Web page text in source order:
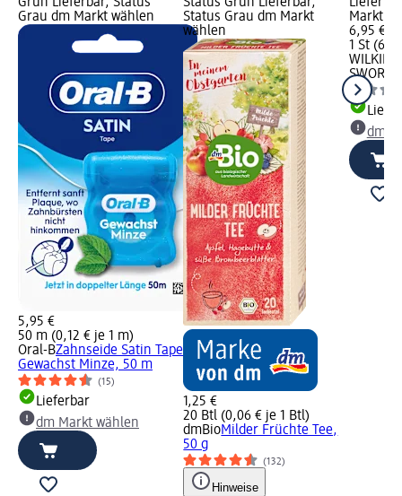
Grün Lieferbar, Status
Grau dm Markt wählen
5,95 €
50 m (0,12 € je 1 m)
Oral-BZahnseide Satin Tape
Gewachst Minze, 50 m
(15)
Lieferbar
dm Markt wählen
Status Grün Lieferbar,
Status Grau dm Markt
wählen
1,25 €
20 Btl (0,06 € je 1 Btl)
dmBioMilder Früchte Tee,
50 g
(132)
Hinweise
Markt
6,95 €
1 St
SWORD
dm